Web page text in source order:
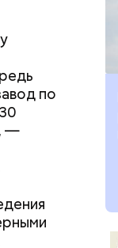
по
—
по
ли дом по
где
и сроки